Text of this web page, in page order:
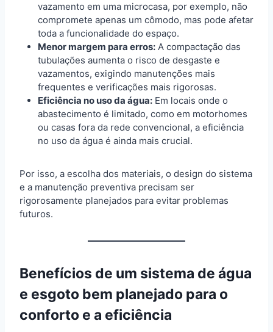
vazamento em uma microcasa, por exemplo, não
compromete apenas um cômodo, mas pode afetar
toda a funcionalidade do espaço.
Menor margem para erros: A compactação das
tubulações aumenta o risco de desgaste e
vazamentos, exigindo manutenções mais
frequentes e verificações mais rigorosas.
Eficiência no uso da água: Em locais onde o
abastecimento é limitado, como em motorhomes
ou casas fora da rede convencional, a eficiência
no uso da água é ainda mais crucial.
Por isso, a escolha dos materiais, o design do sistema
e a manutenção preventiva precisam ser
rigorosamente planejados para evitar problemas
futuros.
Benefícios de um sistema de água
e esgoto bem planejado para o
conforto e a eficiência